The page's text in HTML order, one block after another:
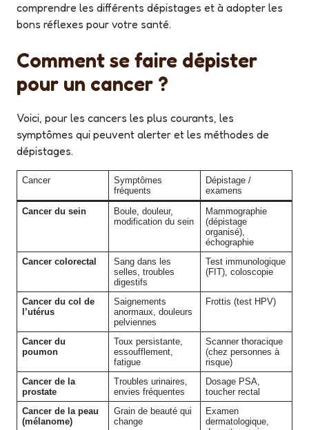
comprendre les différents dépistages et à adopter les
bons réflexes pour votre santé.
Comment se faire dépister
pour un cancer ?
Voici, pour les cancers les plus courants, les
symptômes qui peuvent alerter et les méthodes de
dépistages.
Cancer
Symptômes
fréquents
Dépistage /
examens
Cancer du sein
Boule, douleur,
modification du sein
Mammographie
(dépistage
organisé),
échographie
Cancer colorectal
Sang dans les
selles, troubles
digestifs
Test immunologique
(FIT), coloscopie
Cancer du col de
l’utérus
Saignements
anormaux, douleurs
pelviennes
Frottis (test HPV)
Cancer du
poumon
Toux persistante,
essoufflement,
fatigue
Scanner thoracique
(chez personnes à
risque)
Cancer de la
prostate
Troubles urinaires,
envies fréquentes
Dosage PSA,
toucher rectal
Cancer de la peau
(mélanome)
Grain de beauté qui
change
Examen
dermatologique,